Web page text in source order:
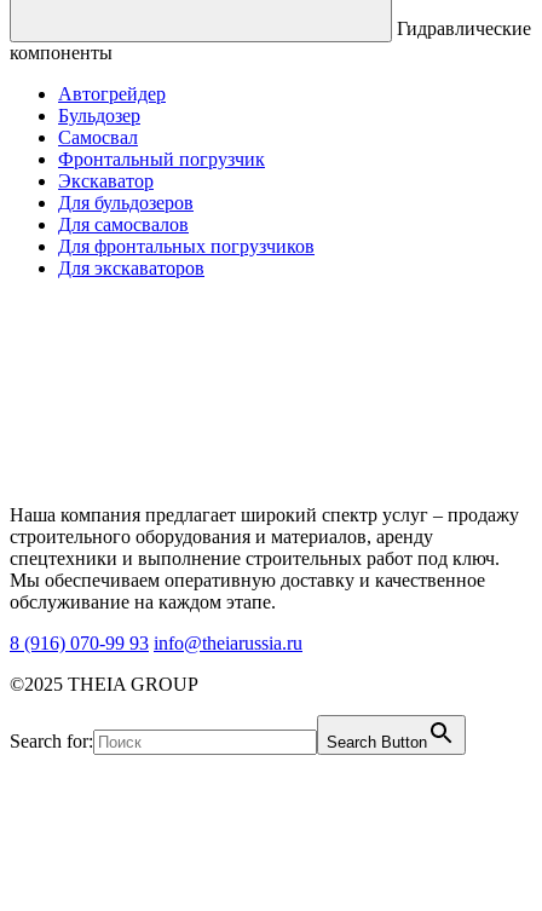
Гидравлические
компоненты
Автогрейдер
Бульдозер
Самосвал
Фронтальный погрузчик
Экскаватор
Для бульдозеров
Для самосвалов
Для фронтальных погрузчиков
Для экскаваторов
Наша компания предлагает широкий спектр услуг – продажу
строительного оборудования и материалов, аренду
спецтехники и выполнение строительных работ под ключ.
Мы обеспечиваем оперативную доставку и качественное
обслуживание на каждом этапе.
8 (916) 070-99 93 info@theiarussia.ru
©2025 THEIA GROUP
Search for: Search Button